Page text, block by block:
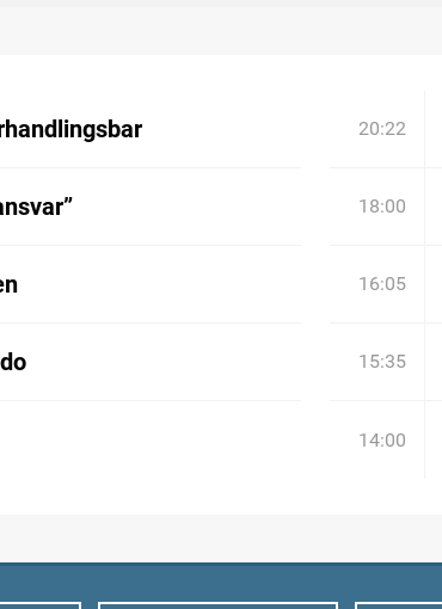
20:22
18:00
16:05
15:35
14:00